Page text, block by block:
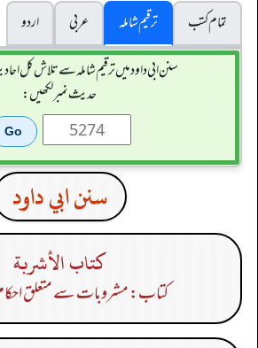
تمام کتب
ترقیم شاملہ عربی
اردو
سنن ابي داود میں ترقیم شاملہ سے تلاش کل
حدیث نمبر لکھیں:
سنن ابي داود
كتاب الأشربة
کتاب: مشروبات سے متعلق